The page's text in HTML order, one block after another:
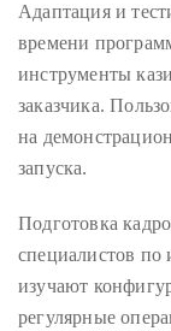
Адаптация и
времени
инструменты
заказчика.
на
запуска.
Подготовка
специалистов
изучают
регулярные